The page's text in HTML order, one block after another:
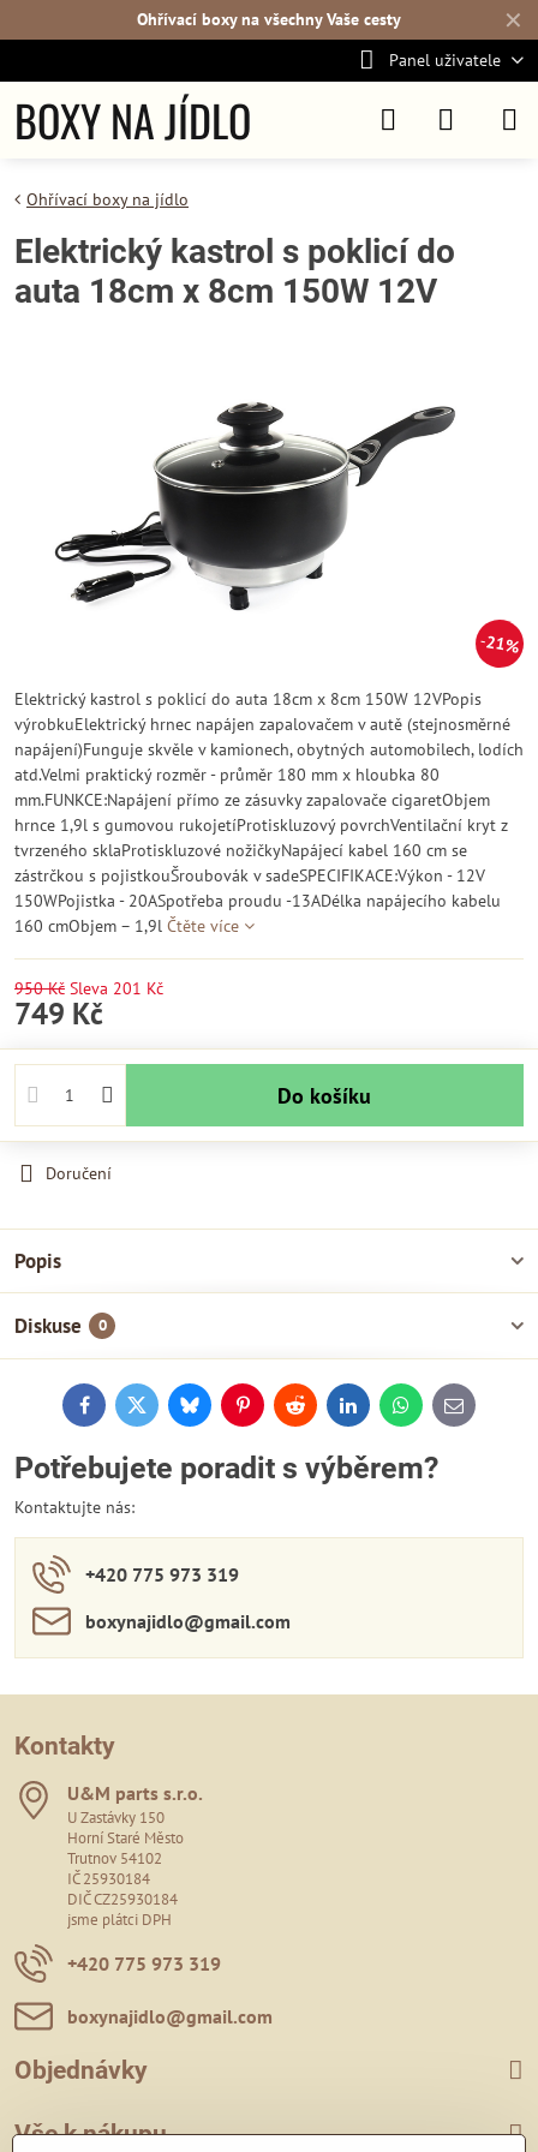
✕
Ohřívací boxy na všechny Vaše cesty
Panel uživatele
BOXY NA JÍDLO
21%
Ohřívací boxy na jídlo
Elektrický kastrol s poklicí do
auta 18cm x 8cm 150W 12V
Elektrický kastrol s poklicí do auta 18cm x 8cm 150W 12VPopis
výrobkuElektrický hrnec napájen zapalovačem v autě (stejnosměrné
napájení)Funguje skvěle v kamionech, obytných automobilech, lodích
atd.Velmi praktický rozměr - průměr 180 mm x hloubka 80
mm.FUNKCE:Napájení přímo ze zásuvky zapalovače cigaretObjem
hrnce 1,9l s gumovou rukojetíProtiskluzový povrchVentilační kryt z
tvrzeného sklaProtiskluzové nožičkyNapájecí kabel 160 cm se
zástrčkou s pojistkouŠroubovák v sadeSPECIFIKACE:Výkon - 12V
150WPojistka - 20ASpotřeba proudu -13ADélka napájecího kabelu
160 cmObjem – 1,9l Čtěte více
950 Kč Sleva 201 Kč
749 Kč
Do košíku
Doručení
Popis
Diskuse 0
FacebookTwitterBlueskyPinterestReddit LinkedInWhatsApp
E-
mail
Potřebujete poradit s výběrem?
Kontaktujte nás:
+420 775 973 319
boxynajidlo​@gmail​.com
Kontakty
U&M parts s​.r​.o​.
U Zastávky 150
Horní Staré Město
Trutnov 54102
IČ 25930184
DIČ CZ25930184
jsme plátci DPH
+420 775 973 319
boxynajidlo​@gmail​.com
Objednávky
Vše k nákupu